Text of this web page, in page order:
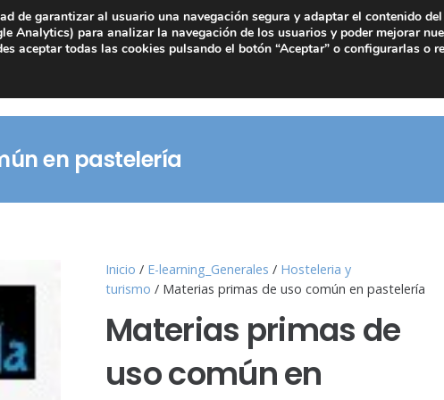
en pastelería
Inicio / E-learning_Generales / Hosteleria y
turismo / Materias primas de uso común en pastelería
Materias primas de
uso común en
de garantizar al usuario una navegación segura y adaptar el contenido
Analytics) para analizar la navegación de los usuarios y poder mejorar
aceptar todas las cookies pulsando el botón “Aceptar” o configurarlas o